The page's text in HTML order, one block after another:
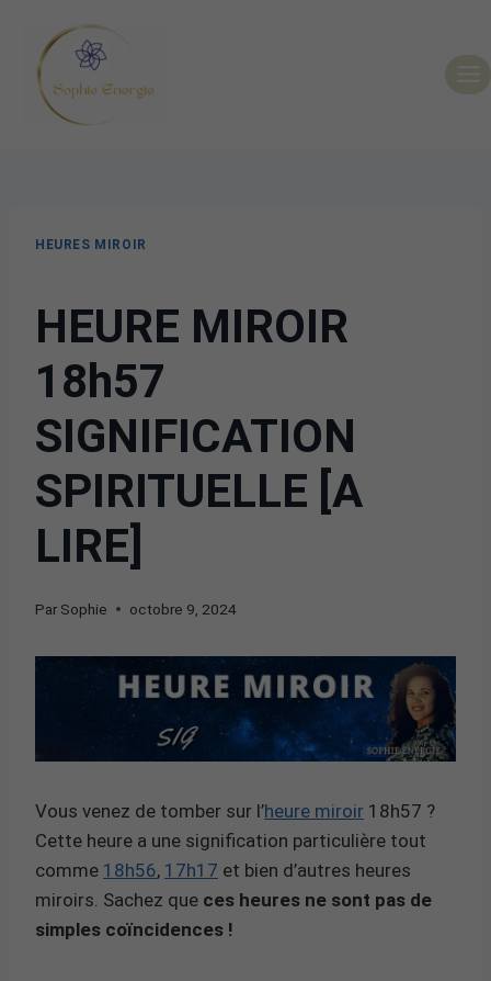
HEURES MIROIR
HEURE MIROIR
18h57
SIGNIFICATION
SPIRITUELLE [A
LIRE]
Par Sophie octobre 9, 2024
Vous venez de tomber sur l’heure miroir 18h57 ?
Cette heure a une signification particulière tout
comme 18h56, 17h17 et bien d’autres heures
miroirs. Sachez que ces heures ne sont pas de
simples coïncidences !